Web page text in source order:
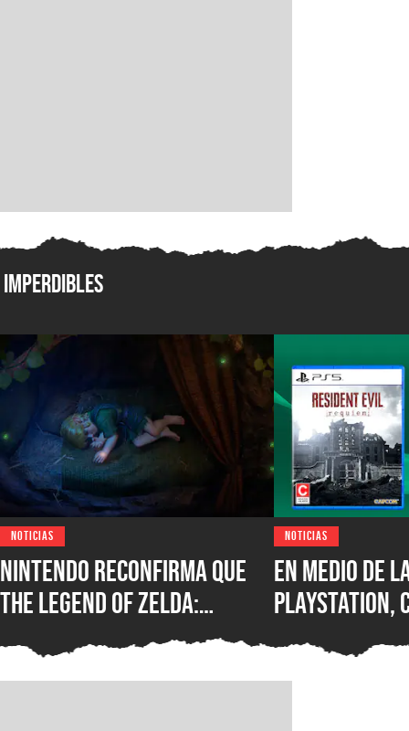
Imperdibles
NOTICIAS
Nintendo reconfirma que
The Legend of Zelda:
Ocarina of Time Remake
llegará este año y el
NOTICIAS
En medio de
PlayStation,
de la
formato